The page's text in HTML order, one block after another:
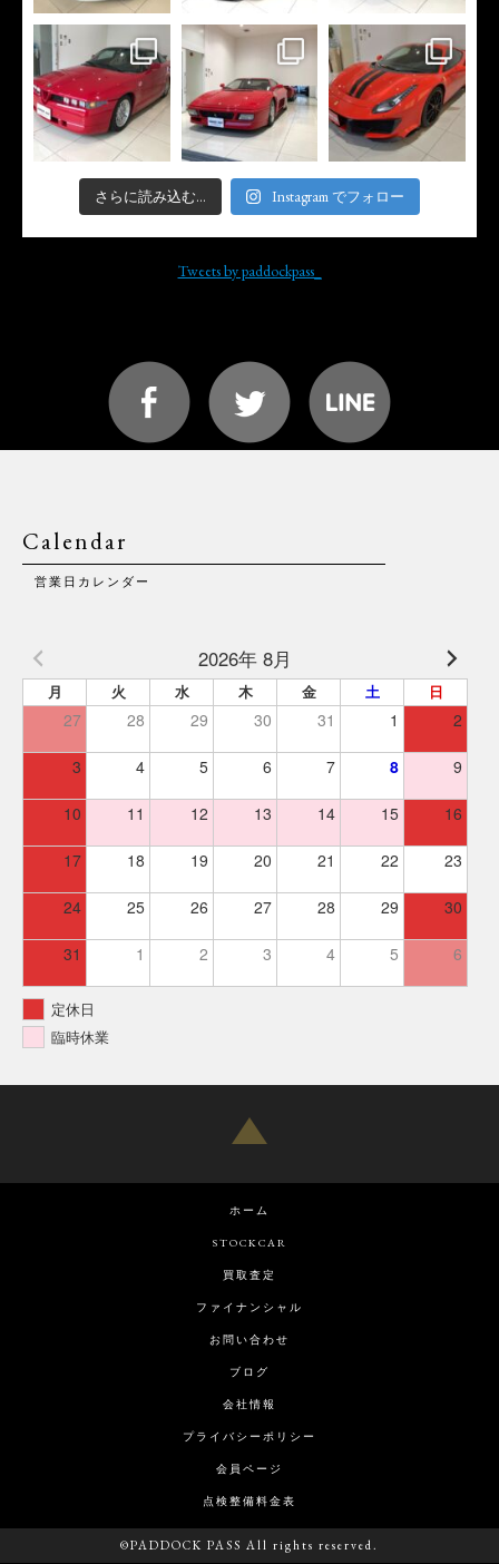
さらに読み込む... Instagram でフォロー
Tweets by paddockpass_
Calendar
営業日カレンダー
2026年 8月
月 火 水 木 金 土 日
27 28 29 30 31 1 2
3 4 5 6 7 8 9
10 11 12 13 14 15 16
17 18 19 20 21 22 23
24 25 26 27 28 29 30
31 1 2 3 4 5 6
定休日
臨時休業
ホーム
STOCKCAR
買取査定
ファイナンシャル
お問い合わせ
ブログ
会社情報
プライバシーポリシー
会員ページ
点検整備料金表
©PADDOCK PASS All rights reserved.